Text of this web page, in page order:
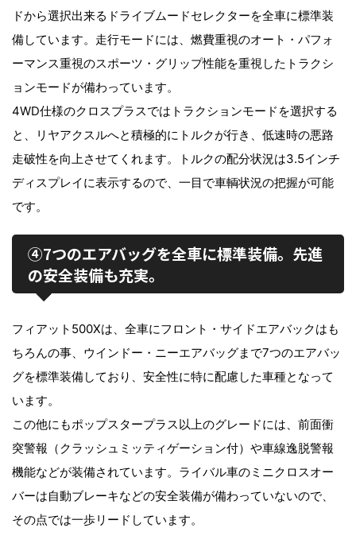
ドから選択出来るドライブムードセレクターを全車に標準装
備しています。走行モードには、燃費重視のオート・パフォ
ーマンス重視のスポーツ・グリップ性能を重視したトラクシ
ョンモードが備わっています。
4WD仕様のクロスプラスではトラクションモードを選択する
と、リヤアクスルへと積極的にトルクが行き、低速時の悪路
走破性を向上させてくれます。トルクの配分状況は3.5インチ
ディスプレイに表示するので、一目で車輌状況の把握が可能
です。
④7つのエアバッグを全車に標準装備。先進
の安全装備も充実。
フィアット500Xは、全車にフロント・サイドエアバックはも
ちろんの事、ウインドー・ニーエアバッグまで7つのエアバッ
グを標準装備しており、安全性に特に配慮した車種となって
います。
この他にもポップスタープラス以上のグレードには、前面衝
突警報（クラッシュミッティゲーション付）や車線逸脱警報
機能などが装備されています。ライバル車のミニクロスオー
バーは自動ブレーキなどの安全装備が備わっていないので、
その点では一歩リードしています。